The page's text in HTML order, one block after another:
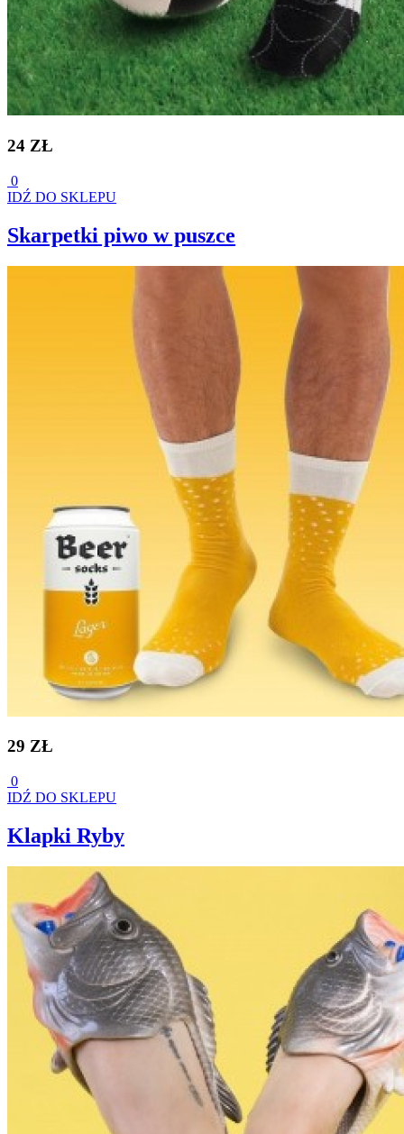
24 ZŁ
0
IDŹ DO SKLEPU
Skarpetki piwo w puszce
29 ZŁ
0
IDŹ DO SKLEPU
Klapki Ryby